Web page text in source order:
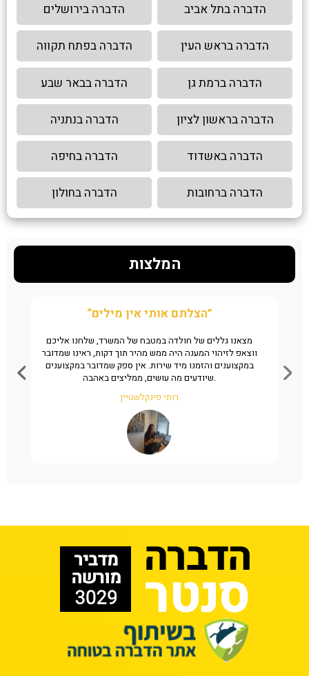
הדברה בתל אביב הדברה בירושלים
הדברה בראש העין הדברה בפתח תקווה
הדברה ברמת גן הדברה בבאר שבע
הדברה בראשון לציון הדברה בנתניה
הדברה באשדוד הדברה בחיפה
הדברה ברחובות הדברה בחולון
המלצות
“הצלתם אותי אין מילים”
מצאנו גללים של חולדה במטבח של המשרד, שלחנו אליכם
ווצאפ לזיהוי המענה היה ממש מהיר תוך דקות, ראינו שמדובר
במקצוענים והזמנו מיד שירות. אין ספק שמדובר במקצוענים
שיודעים מה עושים, ממליצים באהבה.
רותי פינקלשטיין